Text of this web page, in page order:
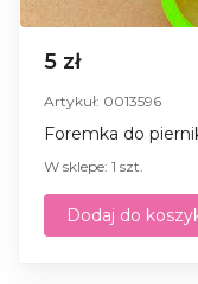
5 zł
Artykuł: 0013596
Foremka do
W sklepe: 1 szt.
Dodaj do